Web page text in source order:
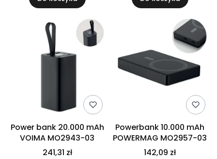
Power bank 20.000 mAh
VOIMA MO2943-03
241,31 zł
Powerbank 10.000 mAh
POWERMAG MO2957-03
142,09 zł